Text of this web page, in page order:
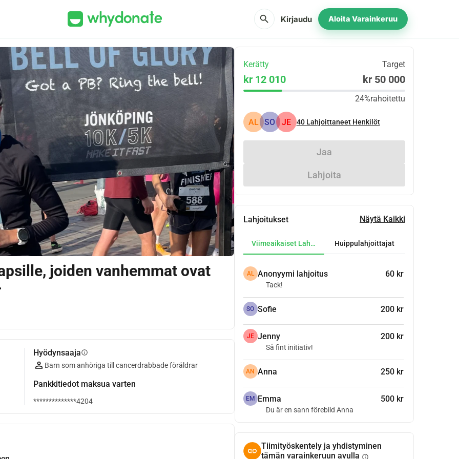
search Kirjaudu Aloita Varainkeruu
joiden vanhemmat ovat
Hyödynsaajainfo
Barn som anhöriga till cancerdrabbade föräldrar
Pankkitiedot maksua varten
**************4204
Kerätty Target
kr 12 010 kr 50 000
24%rahoitettu
AL SO JE 40 Lahjoittaneet Henkilöt
Jaa
Lahjoita
Lahjoitukset Näytä Kaikki
Viimeaikaiset LahjoituksetHuippulahjoittajat
AL Anonyymi lahjoitus 60 kr
Tack!
SO Sofie 200 kr
JE Jenny 200 kr
Så fint initiativ!
AN Anna 250 kr
EM Emma 500 kr
Du är en sann förebild Anna
Tiimityöskentely ja yhdistyminen
tämän varainkeruun avulla info